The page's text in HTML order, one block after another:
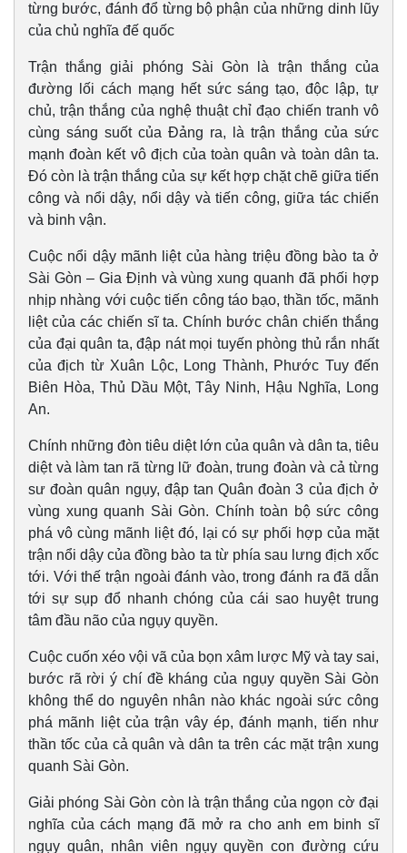
Sức khỏe
Dinh dưỡng - món ngon
Sản phụ khoa
Nhi khoa
Nam khoa
Làm đẹp - giảm cân
Phòng mạch online
Ăn sạch sống khỏe
Đời sống
Tình yêu - Gia đình
từng bước, đánh đổ từng bộ phận của những dinh lũy
của chủ nghĩa đế quốc
Trận thắng giải phóng Sài Gòn là trận thắng của
đường lối cách mạng hết sức sáng tạo, độc lập, tự
chủ, trận thắng của nghệ thuật chỉ đạo chiến tranh vô
cùng sáng suốt của Đảng ra, là trận thắng của sức
mạnh đoàn kết vô địch của toàn quân và toàn dân ta.
Đó còn là trận thắng của sự kết hợp chặt chẽ giữa tiến
công và nổi dậy, nổi dậy và tiến công, giữa tác chiến
và binh vận.
Cuộc nổi dậy mãnh liệt của hàng triệu đồng bào ta ở
Sài Gòn – Gia Định và vùng xung quanh đã phối hợp
nhịp nhàng với cuộc tiến công táo bạo, thần tốc, mãnh
liệt của các chiến sĩ ta. Chính bước chân chiến thắng
của đại quân ta, đập nát mọi tuyến phòng thủ rắn nhất
của địch từ Xuân Lộc, Long Thành, Phước Tuy đến
Biên Hòa, Thủ Dầu Một, Tây Ninh, Hậu Nghĩa, Long
An.
Chính những đòn tiêu diệt lớn của quân và dân ta, tiêu
diệt và làm tan rã từng lữ đoàn, trung đoàn và cả từng
sư đoàn quân ngụy, đập tan Quân đoàn 3 của địch ở
vùng xung quanh Sài Gòn. Chính toàn bộ sức công
phá vô cùng mãnh liệt đó, lại có sự phối hợp của mặt
trận nổi dậy của đồng bào ta từ phía sau lưng địch xốc
tới. Với thế trận ngoài đánh vào, trong đánh ra đã dẫn
tới sự sụp đổ nhanh chóng của cái sao huyệt trung
tâm đầu não của ngụy quyền.
Cuộc cuốn xéo vội vã của bọn xâm lược Mỹ và tay sai,
bước rã rời ý chí đề kháng của ngụy quyền Sài Gòn
không thể do nguyên nhân nào khác ngoài sức công
phá mãnh liệt của trận vây ép, đánh mạnh, tiến như
thần tốc của cả quân và dân ta trên các mặt trận xung
quanh Sài Gòn.
Giải phóng Sài Gòn còn là trận thắng của ngọn cờ đại
nghĩa của cách mạng đã mở ra cho anh em binh sĩ
ngụy quân, nhân viên ngụy quyền con đường cứu